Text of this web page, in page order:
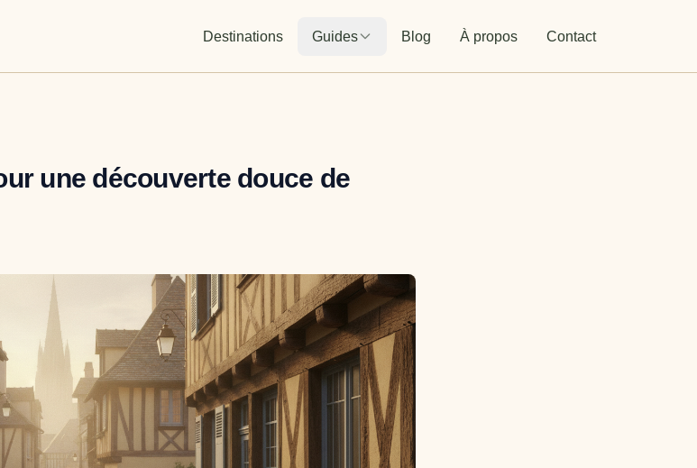
Destinations Guides Blog À propos Contact
une découverte douce de